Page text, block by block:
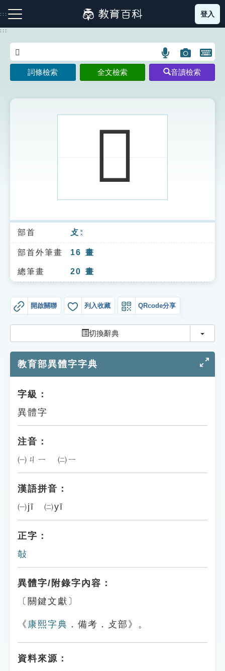
到
主
:::
注音索引圖示 筆畫索引圖示 部首索引表圖示
索引選單
知識索引
單字索引
貓頭鷹博士
登入
:::
語
言
搜
示
圖
片
搜
開
鍵
圖
詞條檢索 全文檢索 音讀檢索
𣀬
部首 攴 ㄆㄨ
部首外筆畫 16 畫
總筆畫 20 畫
開啟關聯 列入收藏 QRcode分享
切換辭典 切換
教育部異體字字典
字級：
異體字
注音：
㈠ㄐㄧ ㈡ㄧ
漢語拼音：
㈠jī ㈡yī
正字：
敧
異體字/附錄字內容：
〔關鍵文獻〕
《 康熙字典 ．備考．攴部》。
資料來源：